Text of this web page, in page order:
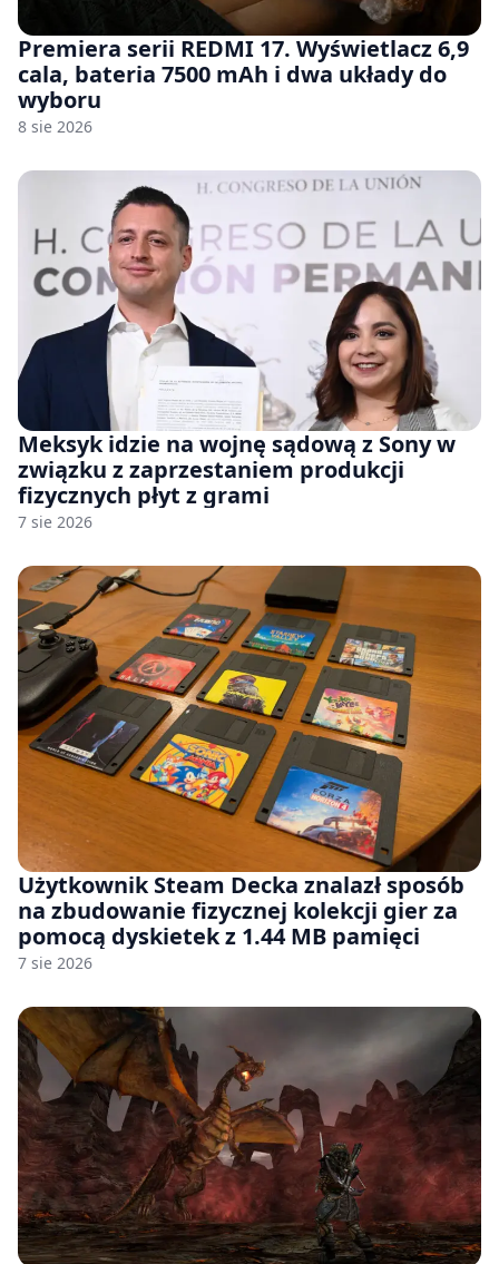
Premiera serii REDMI 17. Wyświetlacz 6,9
cala, bateria 7500 mAh i dwa układy do
wyboru
8 sie 2026
Meksyk idzie na wojnę sądową z Sony w
związku z zaprzestaniem produkcji
fizycznych płyt z grami
7 sie 2026
Użytkownik Steam Decka znalazł sposób
na zbudowanie fizycznej kolekcji gier za
pomocą dyskietek z 1.44 MB pamięci
7 sie 2026